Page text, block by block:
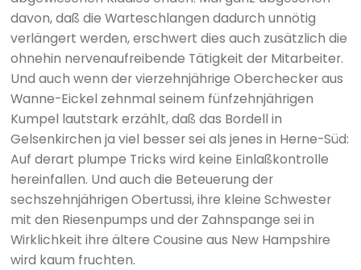
davon, daß die Warteschlangen dadurch unnötig
verlängert werden, erschwert dies auch zusätzlich die
ohnehin nervenaufreibende Tätigkeit der Mitarbeiter.
Und auch wenn der vierzehnjährige Oberchecker aus
Wanne-Eickel zehnmal seinem fünfzehnjährigen
Kumpel lautstark erzählt, daß das Bordell in
Gelsenkirchen ja viel besser sei als jenes in Herne-Süd:
Auf derart plumpe Tricks wird keine Einlaßkontrolle
hereinfallen. Und auch die Beteuerung der
sechszehnjährigen Obertussi, ihre kleine Schwester
mit den Riesenpumps und der Zahnspange sei in
Wirklichkeit ihre ältere Cousine aus New Hampshire
wird kaum fruchten.